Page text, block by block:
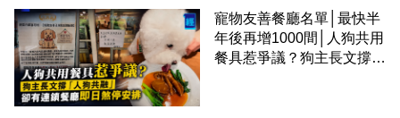
寵物友善餐廳名單│最快半
年後再增1000間│人狗共用
餐具惹爭議？狗主長文撐